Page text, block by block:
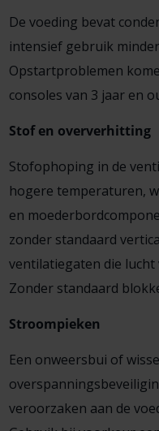
De voeding bevat
intensief gebruik
Opstartproblemen
consoles van 3 jaar en
Stof en oververhitting
Stofophoping in de
hogere temperaturen,
en
zonder standaard
ventilatiegaten die lucht
Zonder standaard
Stroompieken
Een onweersbui of
veroorzaken aan de